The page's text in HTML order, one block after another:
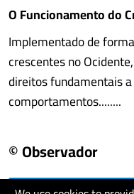
O Funcionamento do
Implementado de
crescentes no
direitos fundamentais
comportamentos........
© Observador